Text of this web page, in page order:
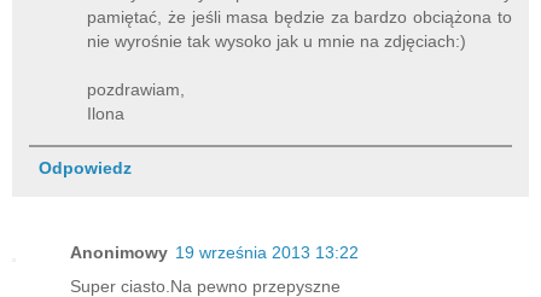
pamiętać, że jeśli masa będzie za bardzo obciążona to
nie wyrośnie tak wysoko jak u mnie na zdjęciach:)
pozdrawiam,
Ilona
Odpowiedz
Anonimowy 19 września 2013 13:22
Super ciasto.Na pewno przepyszne